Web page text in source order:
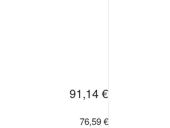
91,14 €
76,59 €